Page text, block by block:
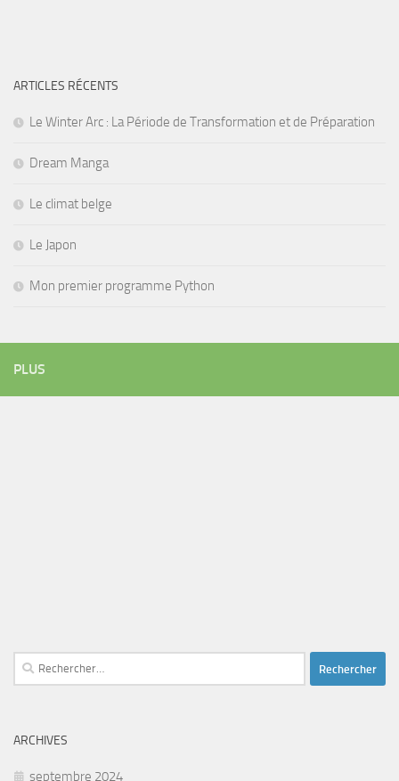
ARTICLES RÉCENTS
Le Winter Arc : La Période de Transformation et de Préparation
Dream Manga
Le climat belge
Le Japon
Mon premier programme Python
PLUS
Rechercher :
ARCHIVES
septembre 2024